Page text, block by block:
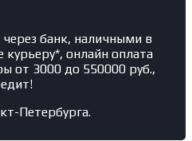
банк, наличными в
курьеру*, онлайн оплата
от 3000 до 550000 руб.,
Петербурга.